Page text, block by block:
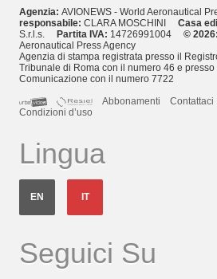
Agenzia: AVIONEWS - World Aeronautical
responsabile: CLARA MOSCHINI Casa
S.r.l.s.
Partita IVA: 14726991004 © 2026:
Aeronautical Press Agency
Agenzia di stampa registrata presso il
Tribunale di Roma con il numero 46 e
Comunicazione con il numero 7722
Abbonamenti
Contattaci
Condizioni d’uso
Lingua
EN IT
Seguici Su